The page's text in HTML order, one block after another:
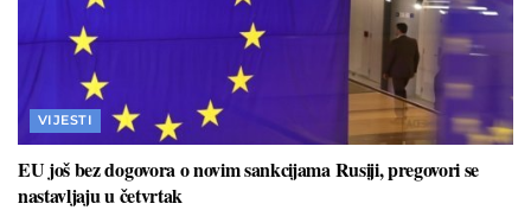
VIJESTI
EU još bez dogovora o novim sankcijama Rusiji, pregovori se
nastavljaju u četvrtak